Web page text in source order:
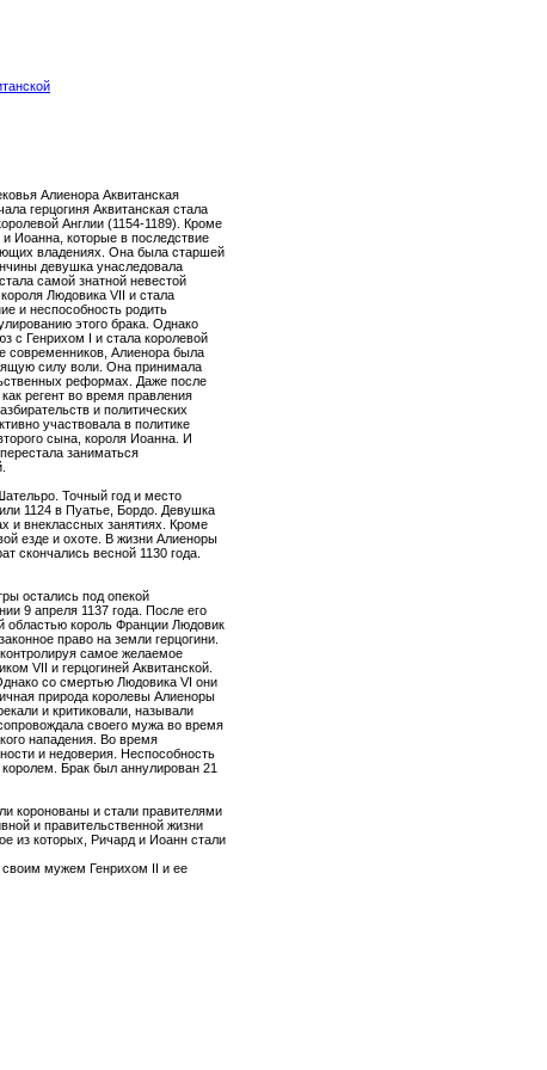
Алиенора Аквитанская
герцогиня Аквитанская стала
Англии (1154-1189). Кроме
Иоанна, которые в последствие
владениях. Она была старшей
девушка унаследовала
самой знатной невестой
Людовика VII и стала
и неспособность родить
этого брака. Однако
с Генрихом I и стала королевой
современников, Алиенора была
силу воли. Она принимала
реформах. Даже после
регент во время правления
и политических
участвовала в политике
сына, короля Иоанна. И
заниматься
Точный год и место
1124 в Пуатье, Бордо. Девушка
и внеклассных занятиях. Кроме
езде и охоте. В жизни Алиеноры
скончались весной 1130 года.
остались под опекой
9 апреля 1137 года. После его
областью король Франции Людовик
право на земли герцогини.
самое желаемое
VII и герцогиней Аквитанской.
со смертью Людовика VI они
природа королевы Алиеноры
и критиковали, называли
своего мужа во время
нападения. Во время
и недоверия. Неспособность
Брак был аннулирован 21
коронованы и стали правителями
и правительственной жизни
из которых, Ричард и Иоанн стали
своим мужем Генрихом II и ее